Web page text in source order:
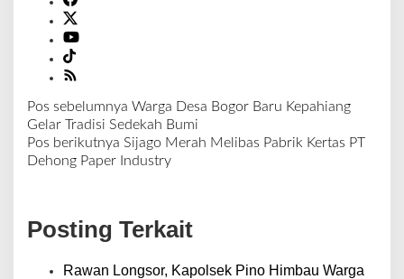
N
a
v
a
s
Pos sebelumnya Warga Desa Bogor Baru Kepahiang
Gelar Tradisi Sedekah Bumi
Pos berikutnya Sijago Merah Melibas Pabrik Kertas PT
Dehong Paper Industry
Posting Terkait
Rawan Longsor, Kapolsek Pino Himbau Warga